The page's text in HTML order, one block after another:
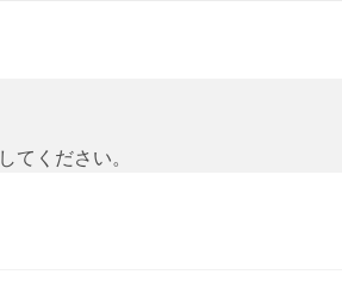
してください。